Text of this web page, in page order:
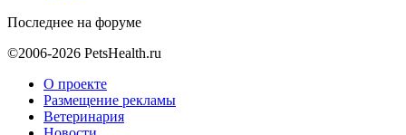
Последнее на форуме
©2006-2026 PetsHealth.ru
О проекте
Размещение рекламы
Ветеринария